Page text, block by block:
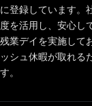
登録しています。
を活用し、安心し
業デイを実施して
シュ休暇が取れる
。